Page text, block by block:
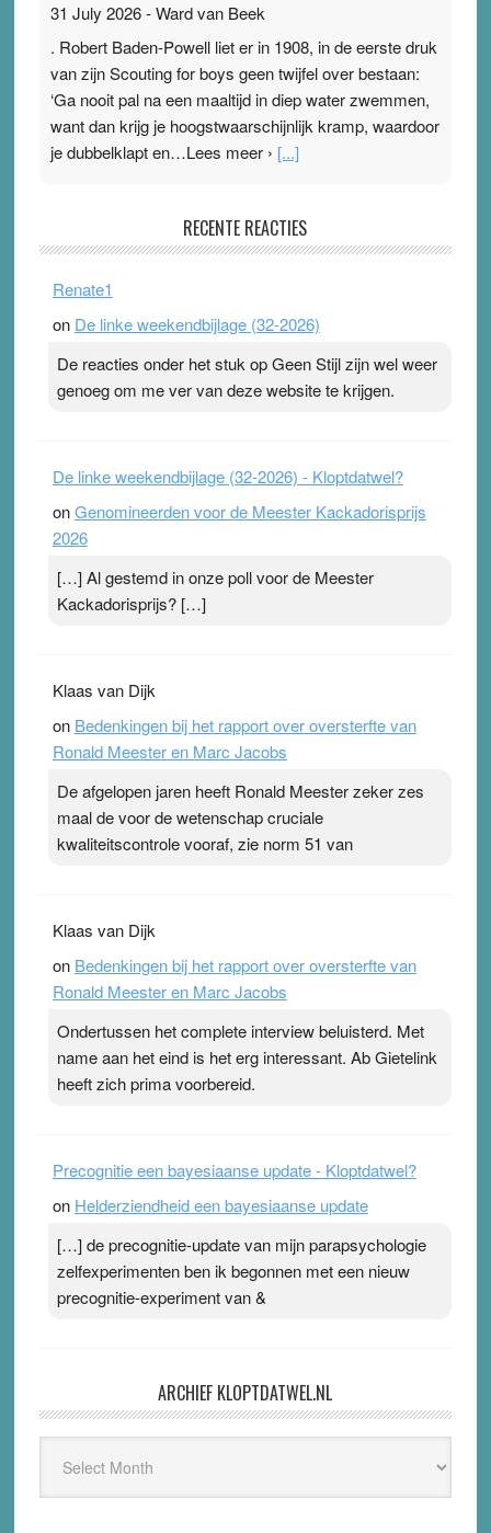
31 July 2026-Ward van Beek
. Robert Baden-Powell liet er in 1908, in de eerste druk
van zijn Scouting for boys geen twijfel over bestaan:
‘Ga nooit pal na een maaltijd in diep water zwemmen,
want dan krijg je hoogstwaarschijnlijk kramp, waardoor
je dubbelklapt en…Lees meer › [...]
Ward van Beek
topsporters. Ze hopen ermee hun hartslag te verlagen
terwijl ze meer zuurstof opnemen. Daarop heeft zo’n
ademen’ kan goud waard zijn. Door…Lees meer
Pleisterplakkers in de topspsort ›[...]
RECENTE REACTIES
Renate1
on De linke weekendbijlage (32-2026)
De reacties onder het stuk op Geen Stijl zijn wel weer
genoeg om me ver van deze website te krijgen.
De linke weekendbijlage (32-2026) - Kloptdatwel?
onGenomineerden voor de Meester Kackadorisprijs
2026
[…] Al gestemd in onze poll voor de Meester
Kackadorisprijs? […]
Klaas van Dijk
on Bedenkingen bij het rapport over oversterfte van
Ronald Meester en Marc Jacobs
De afgelopen jaren heeft Ronald Meester zeker zes
maal de voor de wetenschap cruciale
kwaliteitscontrole vooraf, zie norm 51 van
Klaas van Dijk
on Bedenkingen bij het rapport over oversterfte van
Ronald Meester en Marc Jacobs
Ondertussen het complete interview beluisterd. Met
name aan het eind is het erg interessant. Ab Gietelink
heeft zich prima voorbereid.
Precognitie een bayesiaanse update - Kloptdatwel?
on Helderziendheid een bayesiaanse update
[…] de precognitie-update van mijn parapsychologie
zelfexperimenten ben ik begonnen met een nieuw
precognitie-experiment van &
ARCHIEF KLOPTDATWEL.NL
Kloptdatwel.nl